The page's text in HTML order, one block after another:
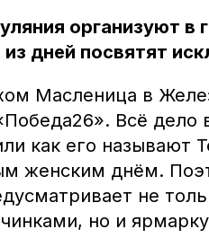
организуют в
дней посвятят
Масленица в
Всё дело
как его называют
женским днём.
не
но и